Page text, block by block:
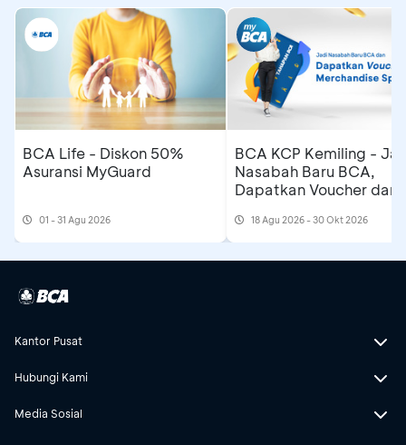
BCA Life - Diskon 50%
Asuransi MyGuard
01 - 31 Agu 2026
BCA KCP Kemiling -
Nasabah Baru BCA,
Dapatkan Voucher dan
18 Agu 2026 - 30 Okt 2026
Kantor Pusat
Hubungi Kami
Media Sosial